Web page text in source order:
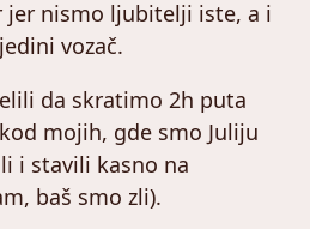
jer nismo ljubitelji iste, a i
vozač.
da skratimo 2h puta
mojih, gde smo Juliju
i stavili kasno na
baš smo zli).